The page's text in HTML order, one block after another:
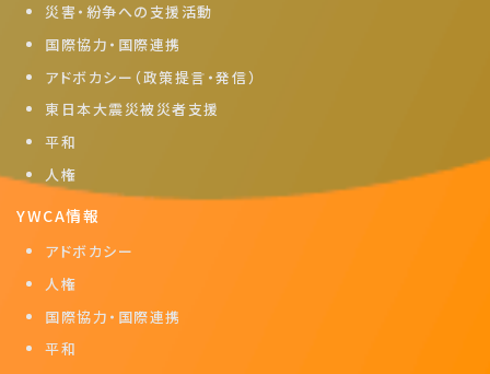
災害・紛争への支援活動
国際協力・国際連携
アドボカシー（政策提言・発信）
東日本大震災被災者支援
平和
人権
YWCA情報
アドボカシー
人権
国際協力・国際連携
平和